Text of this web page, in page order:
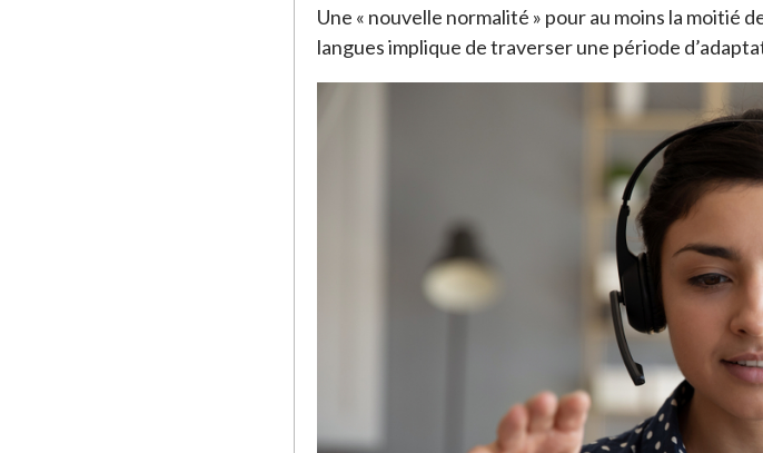
Une « nouvelle normalité » pour au moins la moitié
langues implique de traverser une période